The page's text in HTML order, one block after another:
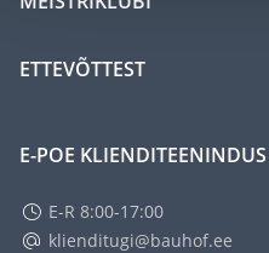
ETTEVÕTTEST
E-POE KLIENDITEENINDUS
E-R 8:00-17:00
klienditugi@bauhof.ee